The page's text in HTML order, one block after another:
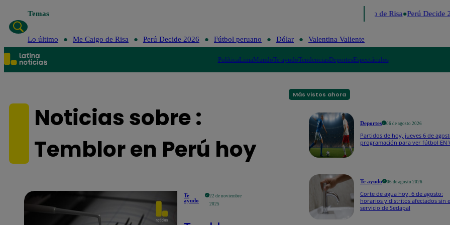
Temas Me Caigo de Risa Perú Decide
Lo último Me Caigo de Risa Perú Decide 2026 Fútbol peruano Dólar Valentina Valiente
PolíticaLimaMundoTe ayudoTendenciasDeportesEspectáculos
Noticias sobre :
Temblor en Perú hoy
Te
ayudo
22 de noviembre
2025
Más vistos ahora
Deportes 06 de agosto 2026
Partidos de hoy, jueves 6 de
programación para ver fútbol EN
Te ayudo 06 de agosto 2026
Corte de agua hoy, 6 de agosto:
horarios y distritos afectados sin
servicio de Sedapal